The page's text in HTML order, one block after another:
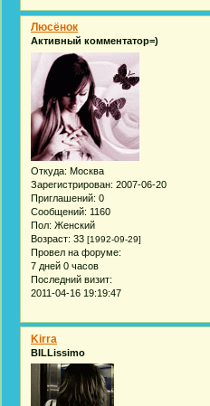
Люсёнок
Активный комментатор=)
Откуда: Москва
Зарегистрирован: 2007-06-20
Приглашений: 0
Сообщений: 1160
Пол: Женский
Возраст: 33 [1992-09-29]
Провел на форуме:
7 дней 0 часов
Последний визит:
2011-04-16 19:19:47
Kirra
BILLissimo